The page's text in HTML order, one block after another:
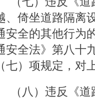
、倚坐道路隔离
安全的其他行为
安全法》第八十
（七）项规定，对
（八）违反《